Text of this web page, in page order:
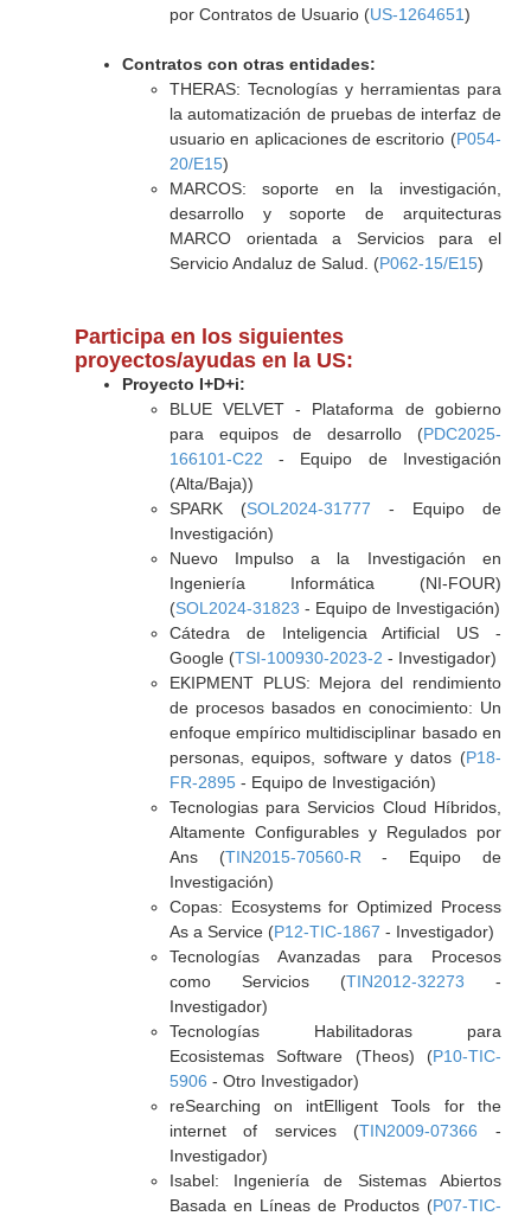
por Contratos de Usuario (US-1264651)
Contratos con otras entidades:
THERAS: Tecnologías y herramientas para
la automatización de pruebas de interfaz de
usuario en aplicaciones de escritorio (P054-
20/E15)
MARCOS: soporte en la investigación,
desarrollo y soporte de arquitecturas
MARCO orientada a Servicios para el
Servicio Andaluz de Salud. (P062-15/E15)
Participa en los siguientes
proyectos/ayudas en la US:
Proyecto I+D+i:
BLUE VELVET - Plataforma de gobierno
para equipos de desarrollo (PDC2025-
166101-C22 - Equipo de Investigación
(Alta/Baja))
SPARK (SOL2024-31777 - Equipo de
Investigación)
Nuevo Impulso a la Investigación en
Ingeniería Informática (NI-FOUR)
(SOL2024-31823 - Equipo de Investigación)
Cátedra de Inteligencia Artificial US -
Google (TSI-100930-2023-2 - Investigador)
EKIPMENT PLUS: Mejora del rendimiento
de procesos basados en conocimiento: Un
enfoque empírico multidisciplinar basado en
personas, equipos, software y datos (P18-
FR-2895- Equipo de Investigación)
Tecnologias para Servicios Cloud Híbridos,
Altamente Configurables y Regulados por
Ans (TIN2015-70560-R - Equipo de
Investigación)
Copas: Ecosystems for Optimized Process
As a Service (P12-TIC-1867 - Investigador)
Tecnologías Avanzadas para Procesos
como Servicios (TIN2012-32273 -
Investigador)
Tecnologías Habilitadoras para
Ecosistemas Software (Theos) (P10-TIC-
5906 - Otro Investigador)
reSearching on intElligent Tools for the
internet of services (TIN2009-07366 -
Investigador)
Isabel: Ingeniería de Sistemas Abiertos
Basada en Líneas de Productos (P07-TIC-